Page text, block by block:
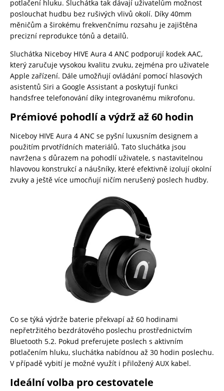
potlačení hluku. Sluchátka tak dávají uživatelům možnost
poslouchat hudbu bez rušivých vlivů okolí. Díky 40mm
měničům a širokému frekvenčnímu rozsahu je zajištěna
precizní reprodukce tónů a detailů.
Sluchátka Niceboy HIVE Aura 4 ANC podporují kodek AAC,
který zaručuje vysokou kvalitu zvuku, zejména pro uživatele
Apple zařízení. Dále umožňují ovládání pomocí hlasových
asistentů Siri a Google Assistant a poskytují funkci
handsfree telefonování díky integrovanému mikrofonu.
Prémiové pohodlí a výdrž až 60 hodin
Niceboy HIVE Aura 4 ANC se pyšní luxusním designem a
použitím prvotřídních materiálů. Tato sluchátka jsou
navržena s důrazem na pohodlí uživatele, s nastavitelnou
hlavovou konstrukcí a náušníky, které efektivně izolují okolní
zvuky a ještě více umocňují ničím nerušený poslech hudby.
Co se týká výdrže baterie překvapí až 60 hodinami
nepřetržitého bezdrátového poslechu prostřednictvím
Bluetooth 5.2. Pokud preferujete poslech s aktivním
potlačením hluku, sluchátka nabídnou až 30 hodin poslechu.
V případě vybití je možné využít i přiložený AUX kabel.
Ideální volba pro cestovatele